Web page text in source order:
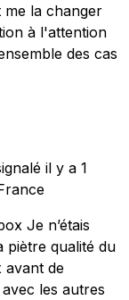
me la changer
à l'attention
des cas
il y a 1
Je n’étais
piètre qualité du
avant de
les autres